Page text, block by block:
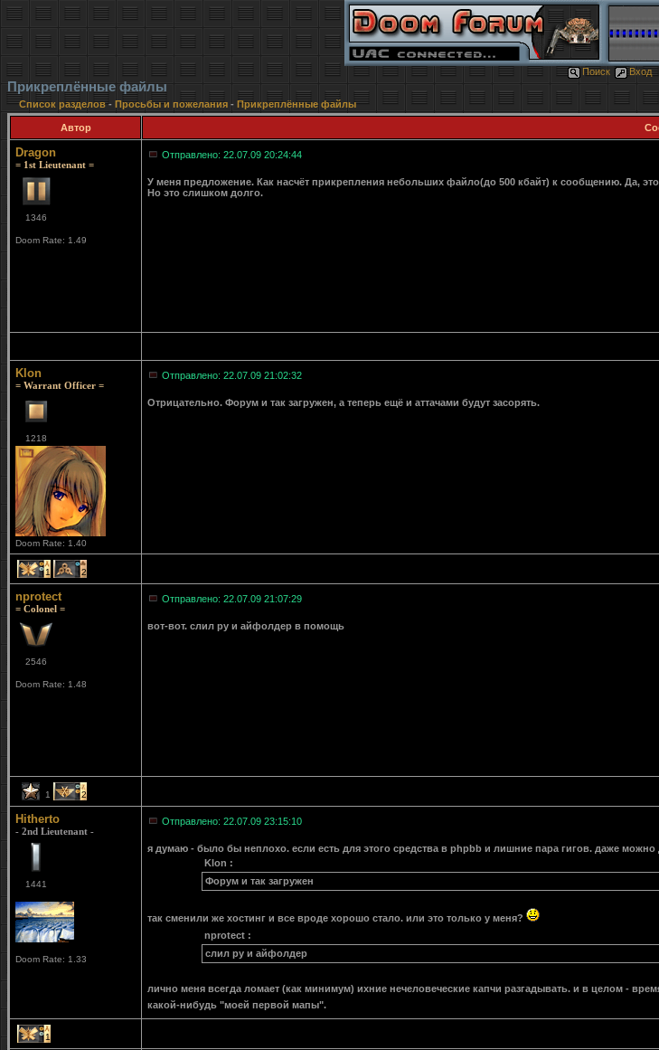
Поиск Вход
Прикреплённые файлы
Список разделов- Просьбы и пожелания - Прикреплённые файлы
Автор
Dragon
= 1st Lieutenant =
1346
Doom Rate: 1.49
Отправлено: 22.07.09 20:24:44
У меня предложение. Как насчёт прикрепления небольших файло(до 500 кбайт) к сообщению. Да,
Но это слишком долго.
Klon
= Warrant Officer =
1218
Doom Rate: 1.40
Отправлено: 22.07.09 21:02:32
Отрицательно. Форум и так загружен, а теперь ещё и аттачами будут засорять.
1 2
nprotect
= Colonel =
2546
Doom Rate: 1.48
Отправлено: 22.07.09 21:07:29
вот-вот. слил ру и айфолдер в помощь
1 2
Hitherto
- 2nd Lieutenant -
1441
Doom Rate: 1.33
Отправлено: 22.07.09 23:15:10
я думаю - было бы неплохо. если есть для этого средства в phpbb и лишние пара гигов. даже
Klon :
Форум и так загружен
так сменили же хостинг и все вроде хорошо стало. или это только у меня?
nprotect :
слил ру и айфолдер
лично меня всегда ломает (как минимум) ихние нечеловеческие капчи разгадывать. и в целом -
какой-нибудь "моей первой мапы".
1